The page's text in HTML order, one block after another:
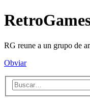
RG reune a un grupo de
Obviar